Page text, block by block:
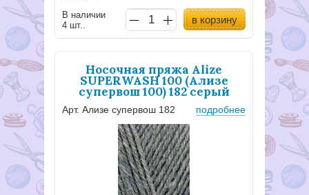
В наличии
4 шт..
в корзину
Носочная пряжа Alize
SUPERWASH 100 (Ализе
супервош 100) 182 серый
Арт. Ализе супервош 182 подробнее